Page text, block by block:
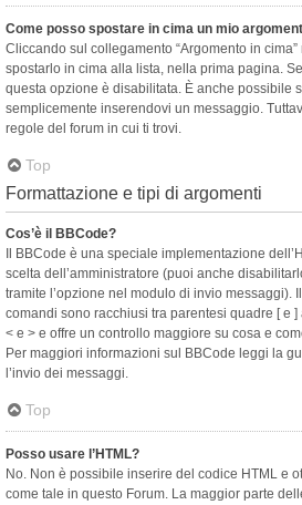
Come posso spostare in cima un mio
Cliccando sul collegamento “Argomento in
spostarlo in cima alla lista, nella prima pagina.
questa opzione è disabilitata. È anche possibile
semplicemente inserendovi un messaggio.
regole del forum in cui ti trovi.
Top
Formattazione e tipi di argomenti
Cos’è il BBCode?
Il BBCode è una speciale implementazione
scelta dell’amministratore (puoi anche
tramite l’opzione nel modulo di invio messaggi).
comandi sono racchiusi tra parentesi quadre [ e
< e > e offre un controllo maggiore su cosa e
Per maggiori informazioni sul BBCode leggi la
l’invio dei messaggi.
Top
Posso usare l’HTML?
No. Non è possibile inserire del codice HTML e
come tale in questo Forum. La maggior parte